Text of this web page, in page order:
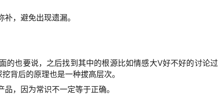
，避免出现遗漏。
的也要说，之后找到其中的根源比如情感大V好不好的讨论过
背后的原理也是一种拔高层次。
，因为常识不一定等于正确。